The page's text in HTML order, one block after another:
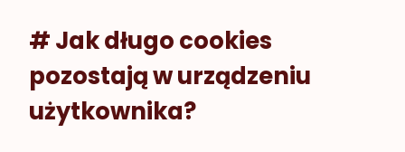
# Jak długo cookies
pozostają w urządzeniu
użytkownika?